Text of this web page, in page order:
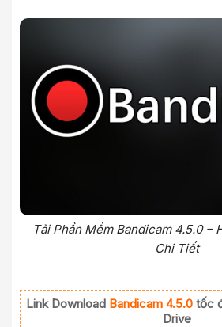
Tải Phần Mềm Bandicam 4.5.0 –
Chi Tiết
Link Download Bandicam 4.5.0 tốc
Drive